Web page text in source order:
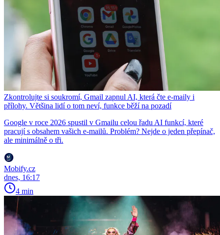
Zkontrolujte si soukromí, Gmail zapnul AI, která čte e-maily i
přílohy. Většina lidí o tom neví, funkce běží na pozadí
Google v roce 2026 spustil v Gmailu celou řadu AI funkcí, které
pracují s obsahem vašich e-mailů. Problém? Nejde o jeden přepínač,
ale minimálně o tři.
Mobify.cz
dnes, 16:17
4 min